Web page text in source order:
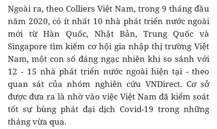
Ngoài ra, theo Colliers Việt Nam, trong 9 tháng đầu
năm 2020, có ít nhất 10 nhà phát triển nước ngoài
mới từ Hàn Quốc, Nhật Bản, Trung Quốc và
Singapore tìm kiếm cơ hội gia nhập thị trường Việt
Nam, một con số đáng ngạc nhiên khi so sánh với
12 - 15 nhà phát triển nước ngoài hiện tại - theo
quan sát của nhóm nghiên cứu VNDirect. Cơ sở
được đưa ra là nhờ vào việc Việt Nam đã kiểm soát
tốt sự bùng phát đại dịch Covid-19 trong những
tháng vừa qua.